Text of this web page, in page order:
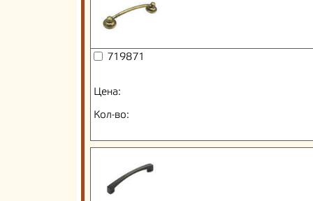
719871
Цена:
Кол-во: